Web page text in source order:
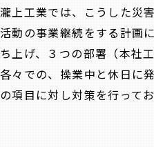
瀧上工業では、こうした災
活動の事業継続をする計画
ち上げ、３つの部署（本社
各々での、操業中と休日に
の項目に対し対策を行ってお